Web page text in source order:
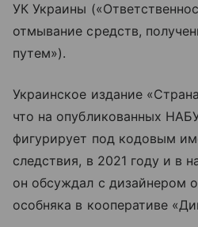
УК Украины
отмывание средств,
путем»).
Украинское издание
что на опубликованных
фигурирует под кодовым
следствия, в 2021 году и в
он обсуждал с дизайнером
особняка в кооперативе